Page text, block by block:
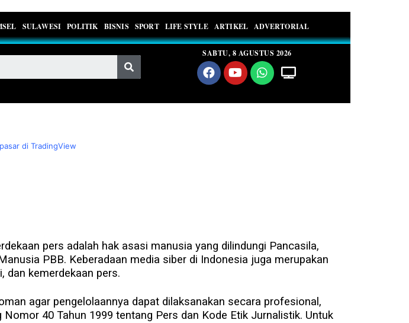
SULAWESI POLITIK BISNIS SPORT LIFE STYLE ARTIKEL ADVERTORIAL
SABTU, 8 AGUSTUS 2026
di TradingView
pers adalah hak asasi manusia yang dilindungi Pancasila,
PBB. Keberadaan media siber di Indonesia juga merupakan
dan kemerdekaan pers.
agar pengelolaannya dapat dilaksanakan secara profesional,
40 Tahun 1999 tentang Pers dan Kode Etik Jurnalistik. Untuk